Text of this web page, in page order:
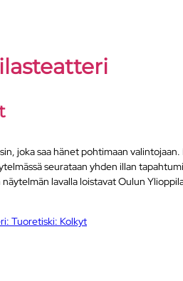
joka saa hänet pohtimaan
seurataan yhden illan
lavalla loistavat Oulun
Tuoretiski: Kolkyt